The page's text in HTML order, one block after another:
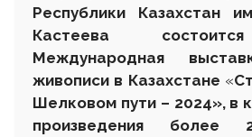
Республики Казахстан
Кастеева
Международная
живописи в Казахстане «
Шелковом пути – 2024», в
произведения
более